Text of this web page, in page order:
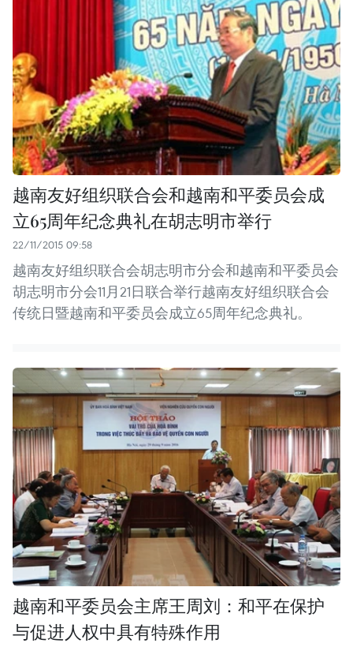
越南友好组织联合会和越南和平委员会成
立65周年纪念典礼在胡志明市举行
22/11/2015 09:58
越南友好组织联合会胡志明市分会和越南和平委员会
胡志明市分会11月21日联合举行越南友好组织联合会
传统日暨越南和平委员会成立65周年纪念典礼。
越南和平委员会主席王周刘：和平在保护
与促进人权中具有特殊作用